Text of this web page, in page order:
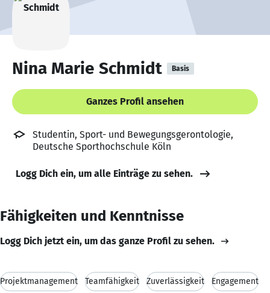
Nina Marie Schmidt Basis
Ganzes Profil ansehen
Studentin, Sport- und Bewegungsgerontologie,
Deutsche Sporthochschule Köln
Logg Dich ein, um alle Einträge zu sehen.
Fähigkeiten und Kenntnisse
Logg Dich jetzt ein, um das ganze Profil zu sehen.
Projektmanagement Teamfähigkeit Zuverlässigkeit Engagement